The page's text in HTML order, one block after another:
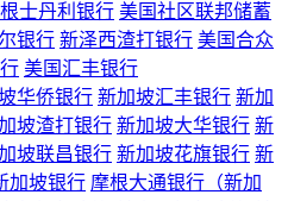
士丹利银行 美国社区联邦储蓄
银行 新泽西渣打银行 美国合众
美国汇丰银行
华侨银行 新加坡汇丰银行 新加
坡渣打银行 新加坡大华银行 新
坡联昌银行 新加坡花旗银行 新
加坡银行 摩根大通银行（新加